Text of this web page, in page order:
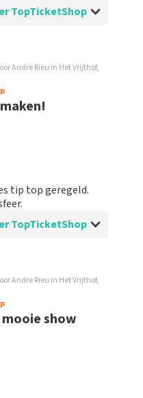
TopTicketShop
voorhand de tickets
Andre Rieu in Het Vrijthof,
tip top geregeld.
TopTicketShop
binnen. Alles keurig
vooraf aan het
Andre Rieu in Het Vrijthof,
show